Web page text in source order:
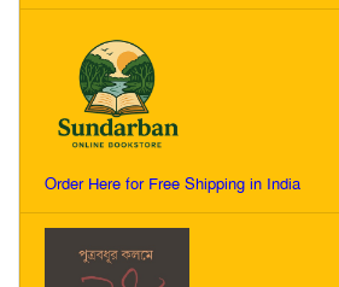
Order Here for Free Shipping in India